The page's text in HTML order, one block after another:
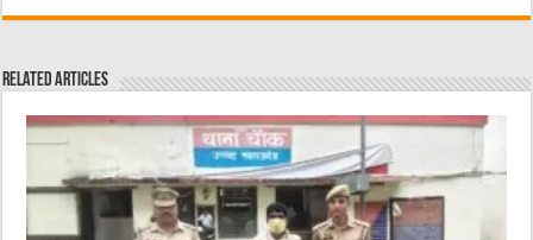
c
e
b
o
o
k
it
r
C
at
ai ss
n
g
er
at
A
p
p
Related Articles